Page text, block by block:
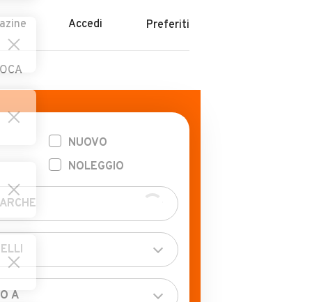
Accedi Preferiti
NUOVO
NOLEGGIO